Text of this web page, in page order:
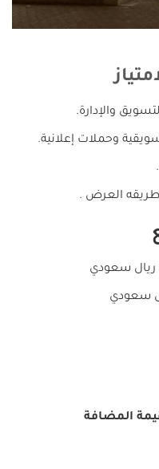
والإدارة.
وحملات إعلانية.
طريقه العرض .
المضافة